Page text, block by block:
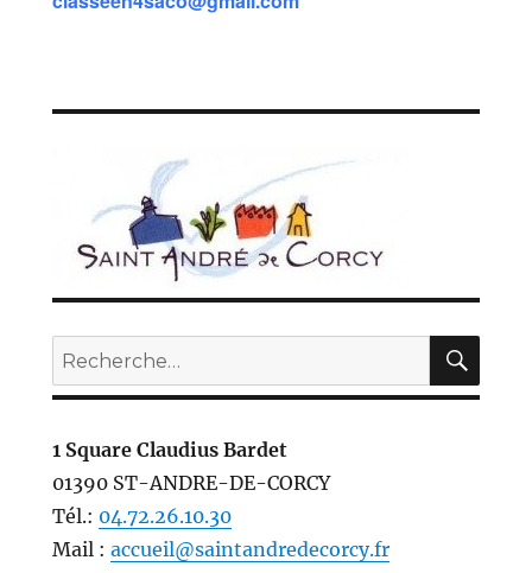
Recherche
pour :
1 Square Claudius Bardet
01390 ST-ANDRE-DE-CORCY
Tél.: 04.72.26.10.30
Mail : accueil@saintandredecorcy.fr